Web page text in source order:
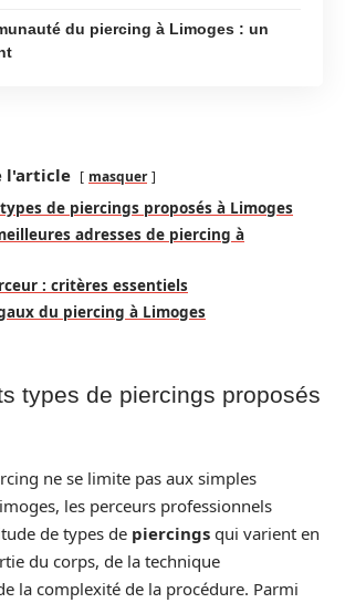
du piercing à Limoges : un
l'article masquer
de piercings proposés à Limoges
adresses de piercing à
: critères essentiels
du piercing à Limoges
types de piercings proposés
ne se limite pas aux simples
les perceurs professionnels
de types de piercings qui varient en
du corps, de la technique
la complexité de la procédure. Parmi